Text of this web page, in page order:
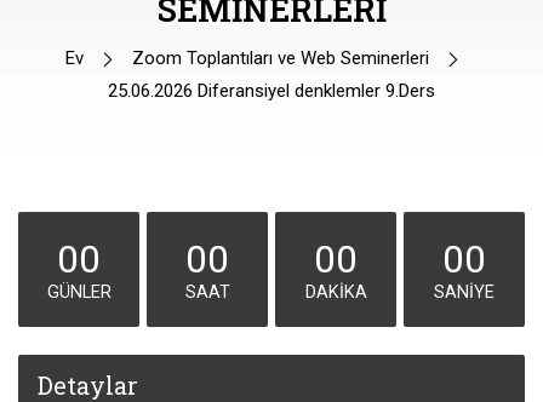
SEMINERLERI
Ev
Zoom Toplantıları ve Web Seminerleri
25.06.2026 Diferansiyel denklemler 9.Ders
00
GÜNLER
00
SAAT
00
DAKIKA
00
SANIYE
Detaylar